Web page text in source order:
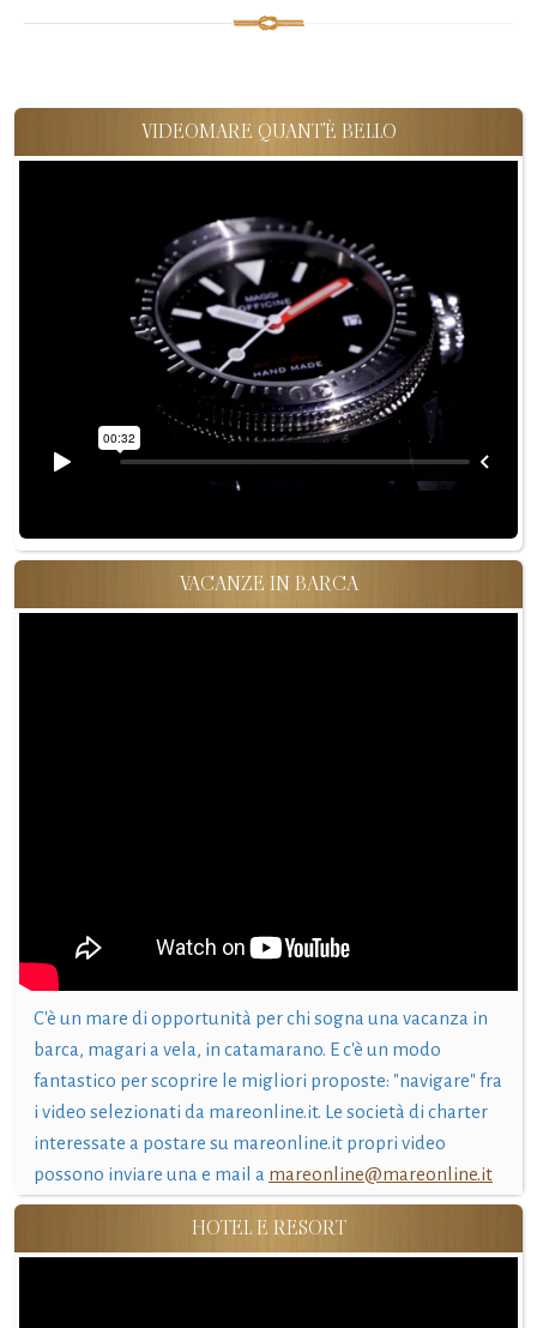
VIDEOMARE QUANT'È BELLO
VACANZE IN BARCA
C'è un mare di opportunità per chi sogna una vacanza in
barca, magari a vela, in catamarano. E c'è un modo
fantastico per scoprire le migliori proposte: "navigare" fra
i video selezionati da mareonline.it. Le società di charter
interessate a postare su mareonline.it propri video
possono inviare una e mail a mareonline@mareonline.it
HOTEL E RESORT